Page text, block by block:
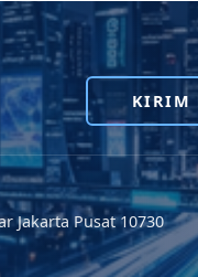
KIRIM
Jakarta Pusat 10730